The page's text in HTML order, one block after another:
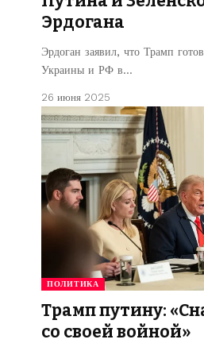
Эрдогана
Эрдоган заявил, что Трамп
Украины и РФ в…
26 июня 2025
ПОЛИТИКА
Трамп путину:
со своей войной»